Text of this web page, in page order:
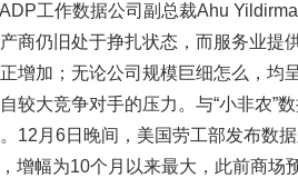
工作数据公司副总裁Ahu
商仍旧处于挣扎状态，而服务业提
增加；无论公司规模巨细怎么，均
较大竞争对手的压力。与“小非农”
12月6日晚间，美国劳工部发布数
增幅为10个月以来最大，此前商场